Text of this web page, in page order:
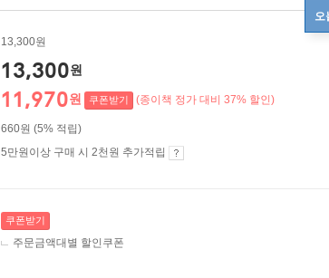
오
13,300원
13,300원
11,970원 쿠폰받기 (종이책 정가 대비 37% 할인)
660원 (5% 적립)
5만원이상 구매 시 2천원 추가적립
쿠폰받기
주문금액대별 할인쿠폰